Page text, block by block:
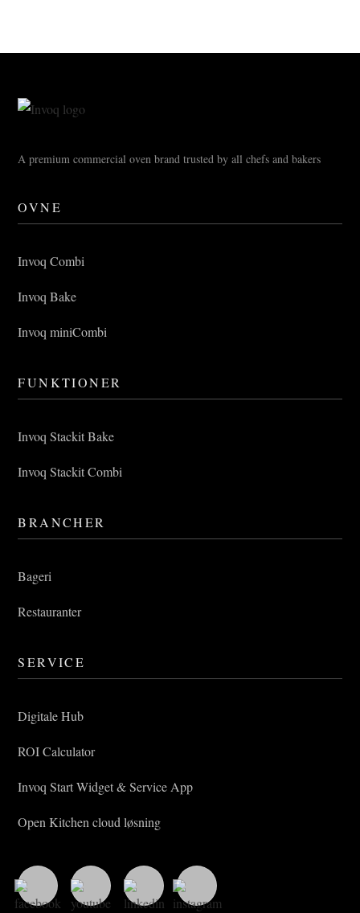
A premium commercial oven brand trusted by all chefs and bakers
OVNE
Invoq Combi
Invoq Bake
Invoq miniCombi
FUNKTIONER
Invoq Stackit Bake
Invoq Stackit Combi
BRANCHER
Bageri
Restauranter
SERVICE
Digitale Hub
ROI Calculator
Invoq Start Widget & Service App
Open Kitchen cloud løsning